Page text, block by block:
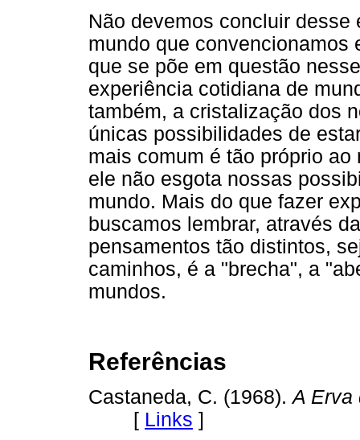
Não devemos concluir
mundo que convencionamos
que se põe em questão
experiência cotidiana de
também, a cristalização dos
únicas possibilidades de
mais comum é tão próprio
ele não esgota nossas
mundo. Mais do que fazer
buscamos lembrar, através
pensamentos tão distintos,
caminhos, é a "brecha", a
mundos.
Referências
Castaneda, C. (1968).A Erva
[ Links ]